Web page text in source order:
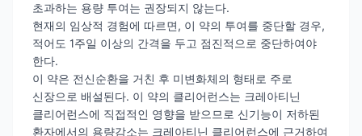
초과하는 용량 투여는 권장되지 않는다.
현재의 임상적 경험에 따르면, 이 약의 투여를 중단할 경우,
적어도 1주일 이상의 간격을 두고 점진적으로 중단하여야
한다.
이 약은 전신순환을 거친 후 미변화체의 형태로 주로
신장으로 배설된다. 이 약의 클리어런스는 크레아티닌
클리어런스에 직접적인 영향을 받으므로 신기능이 저하된
환자에서의 용량감소는 크레아티닌 클리어런스에 근거하여